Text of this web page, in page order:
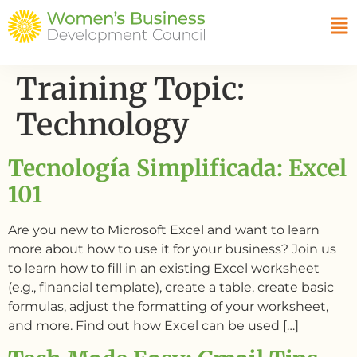
Training Topic:
Technology
Tecnología Simplificada: Excel
101
Are you new to Microsoft Excel and want to learn
more about how to use it for your business? Join us
to learn how to fill in an existing Excel worksheet
(e.g., financial template), create a table, create basic
formulas, adjust the formatting of your worksheet,
and more. Find out how Excel can be used […]